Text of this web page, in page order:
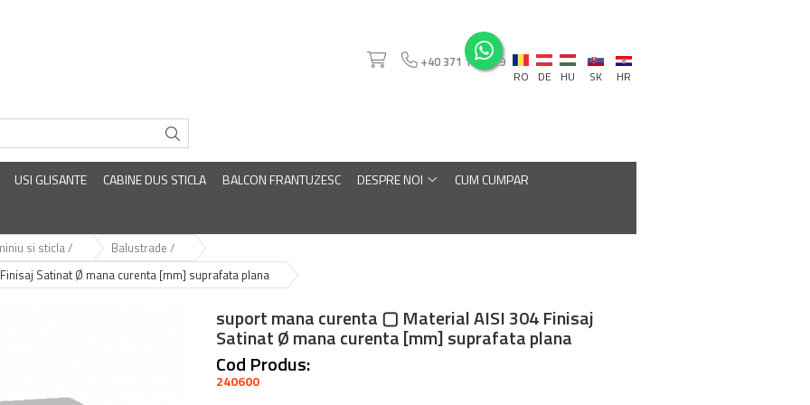
+40 371 110 129
RO DE HU SK HR
USI GLISANTE CABINE DUS STICLA BALCON FRANTUZESC DESPRE NOI
CUM CUMPAR
si sticla /
Balustrade /
Satinat Ø mana curenta [mm] suprafata plana
suport mana curenta ▢ Material AISI 304 Finisaj
Satinat Ø mana curenta [mm] suprafata plana
Cod Produs:
240600